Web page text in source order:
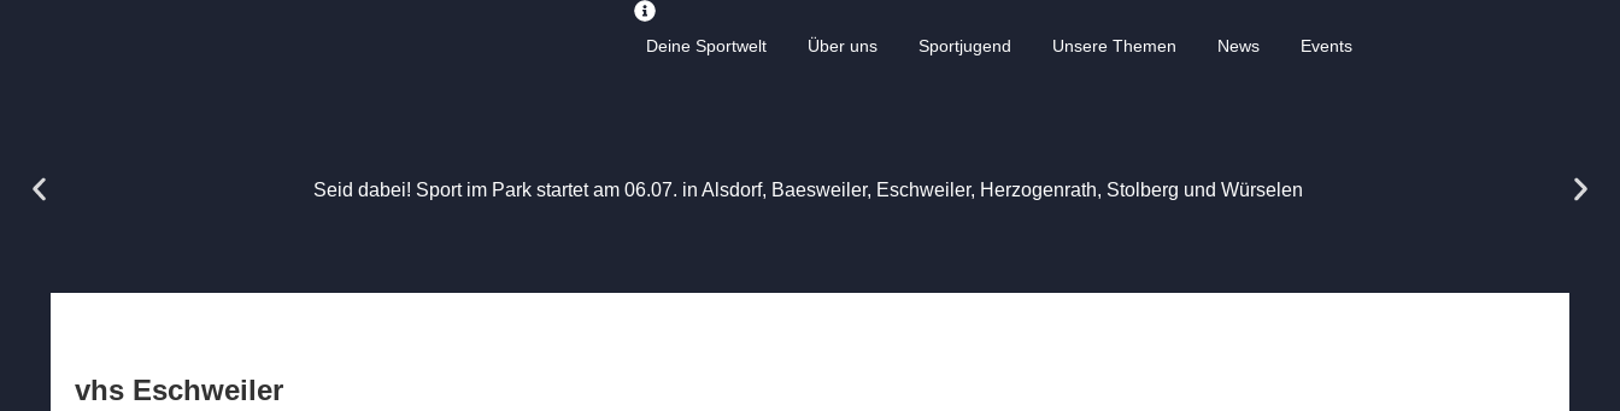
Deine Sportwelt Über uns Sportjugend Unsere Themen News Events
Seid dabei! Sport im Park startet am 06.07. in Alsdorf, Baesweiler, Eschweiler, Herzogenrath, Stolberg und Würselen
vhs Eschweiler